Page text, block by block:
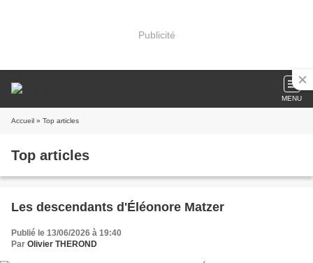
Publicité
MENU
Accueil » Top articles
Top articles
Les descendants d'Éléonore Matzer
Publié le 13/06/2026 à 19:40
Par Olivier THEROND